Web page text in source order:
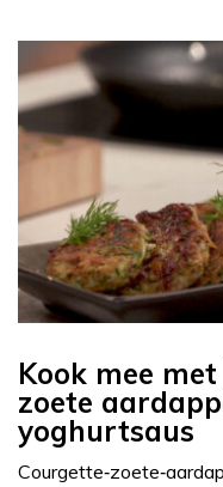
Kook mee
zoete
yoghurtsaus